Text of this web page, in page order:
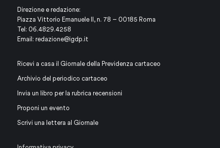
Direzione e redazione:
Piazza Vittorio Emanuele II, n. 78 – 00185 Roma
Tel: 06.4829.4258
Email: redazione@igdp.it
Ricevi a casa il Giornale della Previdenza cartaceo
Archivio del periodico cartaceo
Invia un libro per la rubrica recensioni
Proponi un evento
Scrivi una lettera al Giornale